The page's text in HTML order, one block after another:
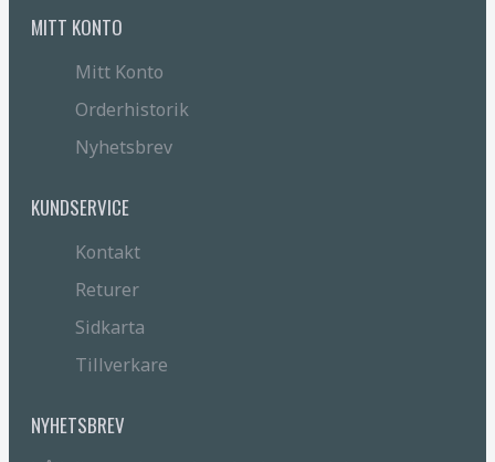
MITT KONTO
Mitt Konto
Orderhistorik
Nyhetsbrev
KUNDSERVICE
Kontakt
Returer
Sidkarta
Tillverkare
NYHETSBREV